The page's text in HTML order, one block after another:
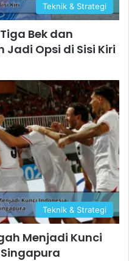
Teknik & Strategi
Bek dan
Jadi Opsi di Sisi Kiri
Teknik & Strategi
Menjadi Kunci